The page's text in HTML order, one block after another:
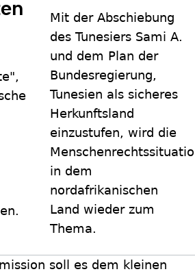
Mit der Abschiebung
des Tunesiers Sami A.
und dem Plan der
Bundesregierung,
Tunesien als sicheres
Herkunftsland
einzustufen, wird die
in dem
nordafrikanischen
Land wieder zum
Thema.
soll es dem kleinen